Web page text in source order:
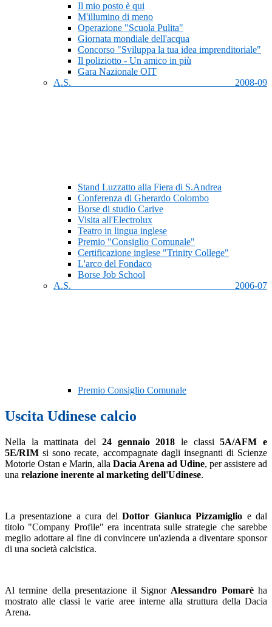
Il mio posto è qui
M'illumino di meno
Operazione "Scuola Pulita"
Giornata mondiale dell'acqua
Concorso "Sviluppa la tua idea imprenditoriale"
Il poliziotto - Un amico in più
Gara Nazionale OIT
A.S. 2008-09
Stand Luzzatto alla Fiera di S.Andrea
Conferenza di Gherardo Colombo
Borse di studio Carive
Visita all'Electrolux
Teatro in lingua inglese
Premio "Consiglio Comunale"
Certificazione inglese "Trinity College"
L'arco del Fondaco
Borse Job School
A.S. 2006-07
Premio Consiglio Comunale
Uscita Udinese calcio
Nella la mattinata del 24 gennaio 2018 le classi5A/AFM e
5E/RIM si sono recate, accompagnate dagli insegnanti di Scienze
Motorie Ostan e Marin, alla Dacia Arena ad Udine, per assistere ad
una relazione inerente al marketing dell'Udinese.
La presentazione a cura delDottor Gianluca Pizzamiglio e dal
titolo "Company Profile" era incentrata sulle strategie che sarebbe
meglio adottare al fine di convincere un'azienda a diventare sponsor
di una società calcistica.
Al termine della presentazione il Signor Alessandro Pomarèha
mostrato alle classi le varie aree interne alla struttura della Dacia
Arena.